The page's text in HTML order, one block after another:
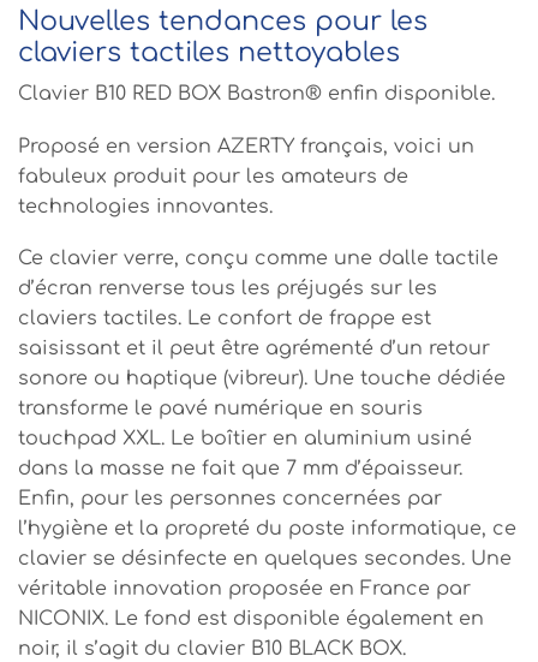
Nouvelles tendances pour les
claviers tactiles nettoyables
Clavier B10 RED BOX Bastron® enfin disponible.
Proposé en version AZERTY français, voici un
fabuleux produit pour les amateurs de
technologies innovantes.
Ce clavier verre, conçu comme une dalle tactile
d’écran renverse tous les préjugés sur les
claviers tactiles. Le confort de frappe est
saisissant et il peut être agrémenté d’un retour
sonore ou haptique (vibreur). Une touche dédiée
transforme le pavé numérique en souris
touchpad XXL. Le boîtier en aluminium usiné
dans la masse ne fait que 7 mm d’épaisseur.
Enfin, pour les personnes concernées par
l’hygiène et la propreté du poste informatique, ce
clavier se désinfecte en quelques secondes. Une
véritable innovation proposée en France par
NICONIX. Le fond est disponible également en
noir, il s’agit du clavier B10 BLACK BOX.